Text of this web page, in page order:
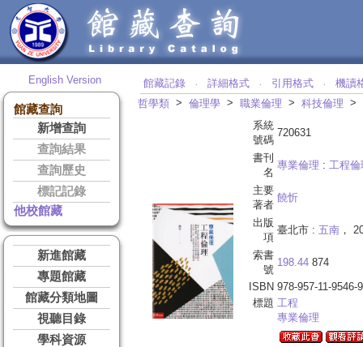
English Version
館藏查詢
新增查詢
查詢結果
查詢歷史
標記記錄
他校館藏
新進館藏
專題館藏
館藏分類地圖
視聽目錄
學科資源
館藏記錄 ‧ 詳細格式 ‧ 引用格式 ‧
機讀
哲學類 > 倫理學 > 職業倫理 > 科技倫理 >
系統
號碼
720631
書刊
名
專業倫理 : 工程倫
主要
著者
饒忻
出版
項
臺北市 : 五南 ，
索書
號
198.44 874
ISBN 978-957-11-9546-9
標題 工程
專業倫理